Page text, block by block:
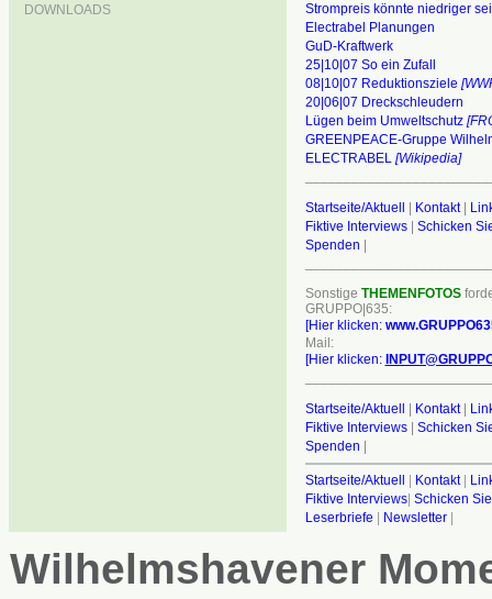
DOWNLOADS
Strompreis könnte niedriger
Electrabel Planungen
GuD-Kraftwerk
25|10|07 So ein Zufall
08|10|07 Reduktionsziele
20|06|07 Dreckschleudern
Lügen beim Umweltschutz
GREENPEACE-Gruppe
ELECTRABEL [Wikipedia]
Startseite/Aktuell Kontakt|
Fiktive Interviews| Schicken
Spenden
Sonstige THEMENFOTOS
GRUPPO|635:
[Hier klicken:
Mail:
[Hier klicken:
Startseite/Aktuell Kontakt|
Fiktive Interviews| Schicken
Spenden
Startseite/Aktuell Kontakt|
Fiktive Interviews| Schicken
Leserbriefe
Newsletter|
Wilhelmshavener